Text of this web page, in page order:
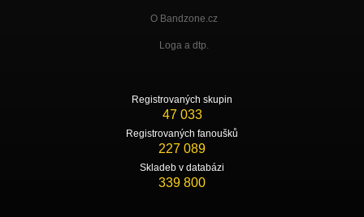
O Bandzone.cz
Loga a dtp.
Registrovaných skupin
47 033
Registrovaných fanoušků
227 089
Skladeb v databázi
339 800